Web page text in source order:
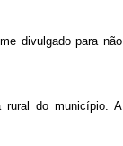
divulgado para não
rural do município. A